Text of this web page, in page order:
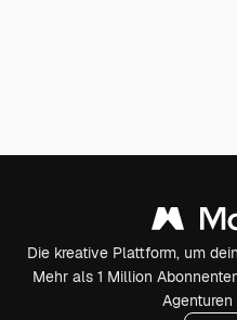
Die kreative Plattform, um
Mehr als 1 Million